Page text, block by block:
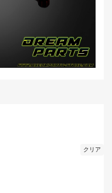
クリア